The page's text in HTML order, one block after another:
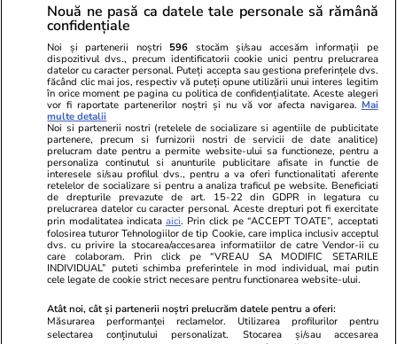
iar profesorii și elevii au participat la sesiuni de
formare și activități interactive desfășurate prin
intermediul platformelor educaționale
dezvoltate împreună cu Orange Romania și
Fundația Orange.
La Școala Gimnazială Crișan, proiectul a inclus
atât activități educaționale pentru elevi, cât și
instruirea cadrelor didactice pentru utilizarea
noilor tehnologii în procesul de predare.
„Am avut ocazia, anul trecut, să participăm la
acest proiect care mi s-a părut foarte
interesant, pentru că a inclus mai multe
activități pentru copii. Au fost sesiuni legate de
Nouă ne pasă ca datele tale personale să rămână
confidențiale
Noi și partenerii noștri 596 stocăm și/sau accesăm informații pe
dispozitivul dvs., precum identificatorii cookie unici pentru prelucrarea
datelor cu caracter personal. Puteți accepta sau gestiona preferințele dvs.
făcând clic mai jos, respectiv vă puteți opune utilizării unui interes legitim
în orice moment pe pagina cu politica de confidențialitate. Aceste alegeri
vor fi raportate partenerilor noștri și nu vă vor afecta navigarea. Mai
multe detalii
Noi si partenerii nostri (retelele de socializare si agentiile de publicitate
partenere, precum si furnizorii nostri de servicii de date analitice)
prelucram date pentru a permite website-ului sa functioneze, pentru a
personaliza continutul si anunturile publicitare afisate in functie de
interesele si/sau profilul dvs., pentru a va oferi functionalitati aferente
retelelor de socializare si pentru a analiza traficul pe website. Beneficiati
de drepturile prevazute de art. 15-22 din GDPR in legatura cu
prelucrarea datelor cu caracter personal. Aceste drepturi pot fi exercitate
prin modalitatea indicataaici. Prin click pe “ACCEPT TOATE”, acceptati
folosirea tuturor Tehnologiilor de tip Cookie, care implica inclusiv acceptul
dvs. cu privire la stocarea/accesarea informatiilor de catre Vendor-ii cu
care colaboram. Prin click pe “VREAU SA MODIFIC SETARILE
INDIVIDUAL” puteti schimba preferintele in mod individual, mai putin
cele legate de cookie strict necesare pentru functionarea website-ului.
Atât noi, cât și partenerii noștri prelucrăm datele pentru a oferi:
Măsurarea performanței reclamelor. Utilizarea profilurilor pentru
selectarea conținutului personalizat. Stocarea și/sau accesarea